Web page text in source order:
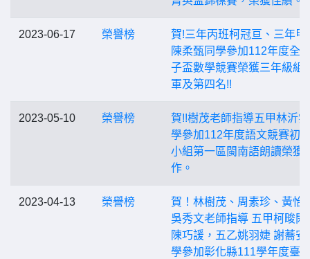
2023-06-17 榮譽榜
賀!三年丙班柯冠亘、三年甲
陳柔甄同學參加112年度全
子盃數學競賽榮獲三年級組
軍及第四名!!
2023-05-10 榮譽榜
賀!!樹茂老師指導五甲林沂
學參加112年度語文競賽初
小組第一區閩南語朗讀榮獲
作。
2023-04-13 榮譽榜
賀！林樹茂、周素珍、黃怡
吳秀文老師指導 五甲柯畯閎
陳巧諼，五乙姚羽婕 謝蕎安
學參加彰化縣111學年度臺